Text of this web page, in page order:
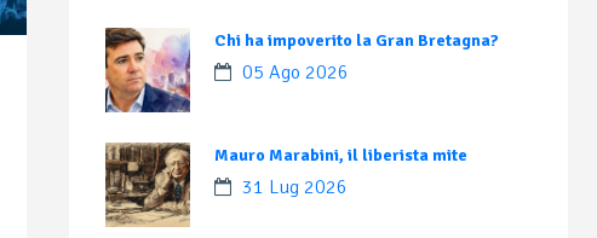
Chi ha impoverito la Gran Bretagna?
05 Ago 2026
Mauro Marabini, il liberista mite
31 Lug 2026